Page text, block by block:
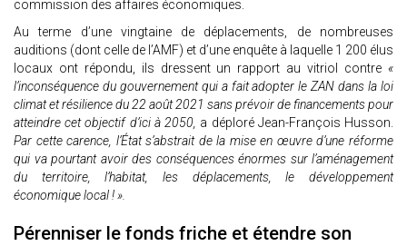
commission des affaires économiques.
Au terme d’une vingtaine de déplacements, de nombreuses
auditions (dont celle de l’AMF) et d’une enquête à laquelle 1 200 élus
locaux ont répondu, ils dressent un rapport au vitriol contre «
l’inconséquence du gouvernement qui a fait adopter le ZAN dans la loi
climat et résilience du 22 août 2021 sans prévoir de financements pour
atteindre cet objectif d’ici à 2050, a déploré Jean-François Husson.
Par cette carence, l’État s’abstrait de la mise en œuvre d’une réforme
qui va pourtant avoir des conséquences énormes sur l’aménagement
du territoire, l’habitat, les déplacements, le développement
économique local ! ».
Pérenniser le fonds friche et étendre son